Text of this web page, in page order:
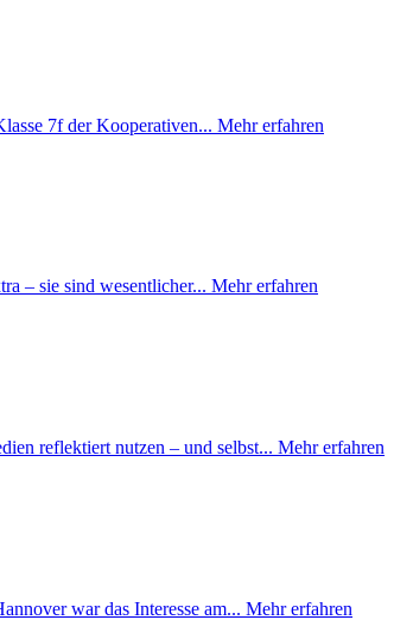
7f der Kooperativen... Mehr erfahren
– sie sind wesentlicher... Mehr erfahren
reflektiert nutzen – und selbst... Mehr erfahren
war das Interesse am... Mehr erfahren